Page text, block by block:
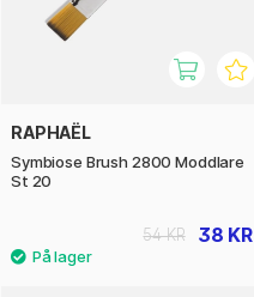
RAPHAËL
Symbiose Brush 2800 Moddlare
St 20
38 KR
54 KR